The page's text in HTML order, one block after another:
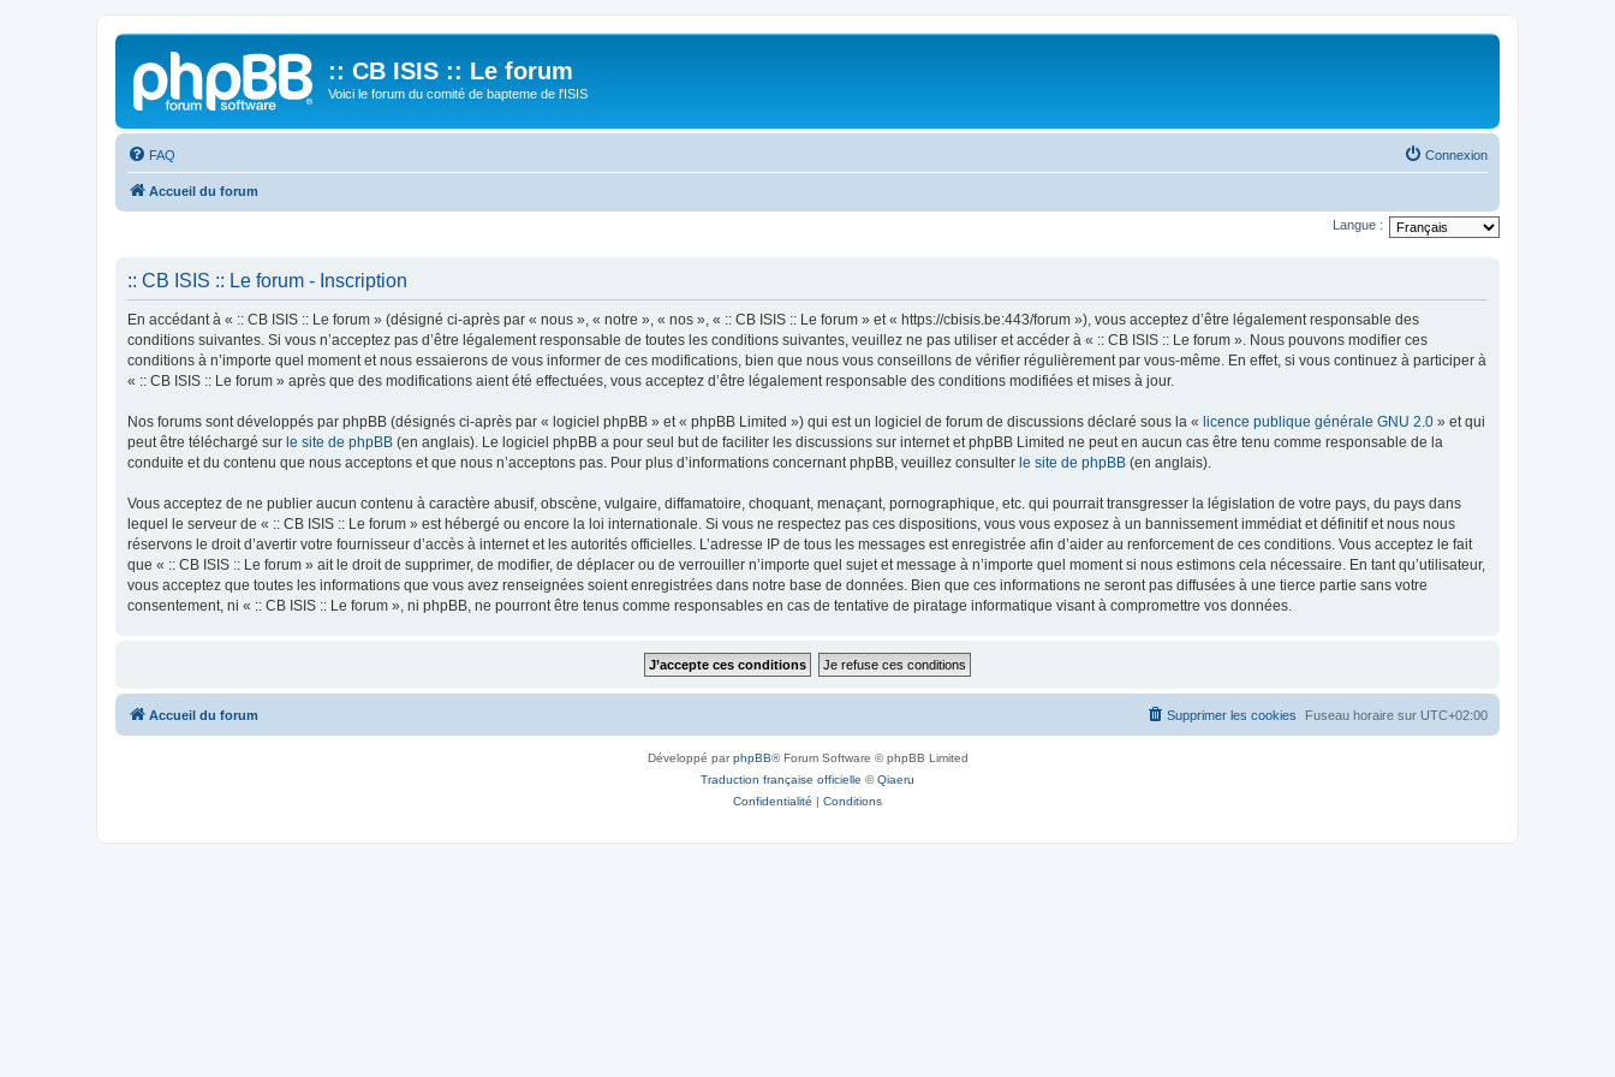
:: CB ISIS :: Le forum
Voici le forum du comité de bapteme de l'ISIS
FAQ Connexion
Accueil du forum
Langue :
:: CB ISIS :: Le forum - Inscription
En accédant à « :: CB ISIS :: Le forum » (désigné ci-après par « nous », « notre », « nos », « :: CB ISIS :: Le forum » et « https://cbisis.be:443/forum »), vous acceptez d’être légalement responsable des
conditions suivantes. Si vous n’acceptez pas d’être légalement responsable de toutes les conditions suivantes, veuillez ne pas utiliser et accéder à « :: CB ISIS :: Le forum ». Nous pouvons modifier ces
conditions à n’importe quel moment et nous essaierons de vous informer de ces modifications, bien que nous vous conseillons de vérifier régulièrement par vous-même. En effet, si vous continuez à participer à
« :: CB ISIS :: Le forum » après que des modifications aient été effectuées, vous acceptez d’être légalement responsable des conditions modifiées et mises à jour.
Nos forums sont développés par phpBB (désignés ci-après par « logiciel phpBB » et « phpBB Limited ») qui est un logiciel de forum de discussions déclaré sous la « licence publique générale GNU 2.0 » et qui
peut être téléchargé sur le site de phpBB (en anglais). Le logiciel phpBB a pour seul but de faciliter les discussions sur internet et phpBB Limited ne peut en aucun cas être tenu comme responsable de la
conduite et du contenu que nous acceptons et que nous n’acceptons pas. Pour plus d’informations concernant phpBB, veuillez consulter le site de phpBB (en anglais).
Vous acceptez de ne publier aucun contenu à caractère abusif, obscène, vulgaire, diffamatoire, choquant, menaçant, pornographique, etc. qui pourrait transgresser la législation de votre pays, du pays dans
lequel le serveur de « :: CB ISIS :: Le forum » est hébergé ou encore la loi internationale. Si vous ne respectez pas ces dispositions, vous vous exposez à un bannissement immédiat et définitif et nous nous
réservons le droit d’avertir votre fournisseur d’accès à internet et les autorités officielles. L’adresse IP de tous les messages est enregistrée afin d’aider au renforcement de ces conditions. Vous acceptez le fait
que « :: CB ISIS :: Le forum » ait le droit de supprimer, de modifier, de déplacer ou de verrouiller n’importe quel sujet et message à n’importe quel moment si nous estimons cela nécessaire. En tant qu’utilisateur,
vous acceptez que toutes les informations que vous avez renseignées soient enregistrées dans notre base de données. Bien que ces informations ne seront pas diffusées à une tierce partie sans votre
consentement, ni « :: CB ISIS :: Le forum », ni phpBB, ne pourront être tenus comme responsables en cas de tentative de piratage informatique visant à compromettre vos données.
Accueil du forum Fuseau horaire sur UTC+02:00
Supprimer les cookies
Développé parphpBB® Forum Software © phpBB Limited
Traduction française officielle ©Qiaeru
Confidentialité | Conditions